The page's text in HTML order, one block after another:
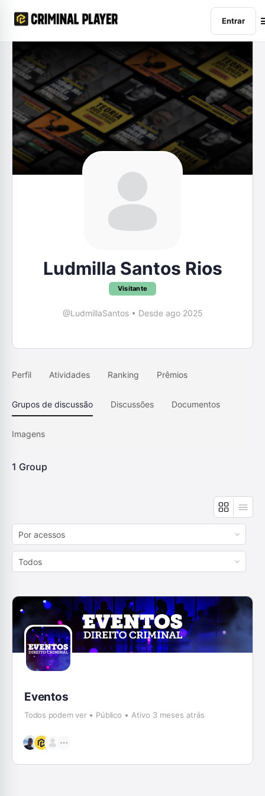
Entrar
Ludmilla Santos Rios
Visitante
@LudmillaSantos • Desde ago 2025
Perfil Atividades Ranking Prêmios
Grupos de discussão Discussões Documentos
Imagens
1 Group
Order
By:
Order
By:
Eventos
Todos podem ver Público Ativo 3 meses atrás